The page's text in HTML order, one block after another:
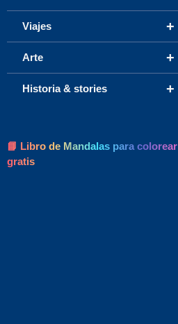
+
Viajes
+
Arte
+
Historia & stories
📘 Libro de Mandalas para colorear
gratis